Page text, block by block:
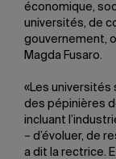
économique,
universités, de
gouvernement,
Magda Fusaro.
«Les universités
des pépinières
incluant
– d’évoluer, de
a dit la rectrice.